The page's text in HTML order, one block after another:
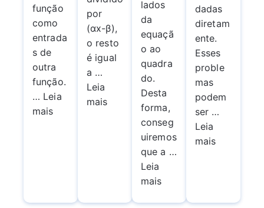
função
como
entrada
s de
outra
função.
… Leia
mais
por
(αx-β),
o resto
é igual
a …
Leia
mais
lados
da
equaçã
o ao
quadra
do.
Desta
forma,
conseg
uiremos
que a …
Leia
mais
dadas
diretam
ente.
Esses
proble
mas
podem
ser …
Leia
mais